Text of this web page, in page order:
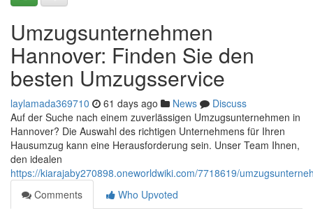
Umzugsunternehmen
Hannover: Finden Sie den
besten Umzugsservice
laylamada369710 61 days ago News
Discuss
Auf der Suche nach einem zuverlässigen Umzugsunternehmen in
Hannover? Die Auswahl des richtigen Unternehmens für Ihren
Hausumzug kann eine Herausforderung sein. Unser Team Ihnen,
den idealen
https://kiarajaby270898.oneworldwiki.com/7718619/
Comments
Who Upvoted